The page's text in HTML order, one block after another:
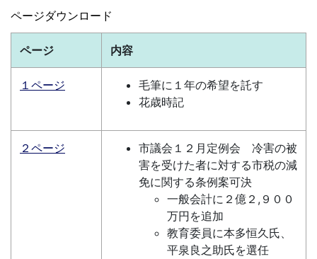
ページダウンロード
ページ 内容
１ページ
毛筆に１年の希望を託す
花歳時記
２ページ
市議会１２月定例会 冷害の被
害を受けた者に対する市税の減
免に関する条例案可決
一般会計に２億２,９００
万円を追加
教育委員に本多恒久氏、
平泉良之助氏を選任